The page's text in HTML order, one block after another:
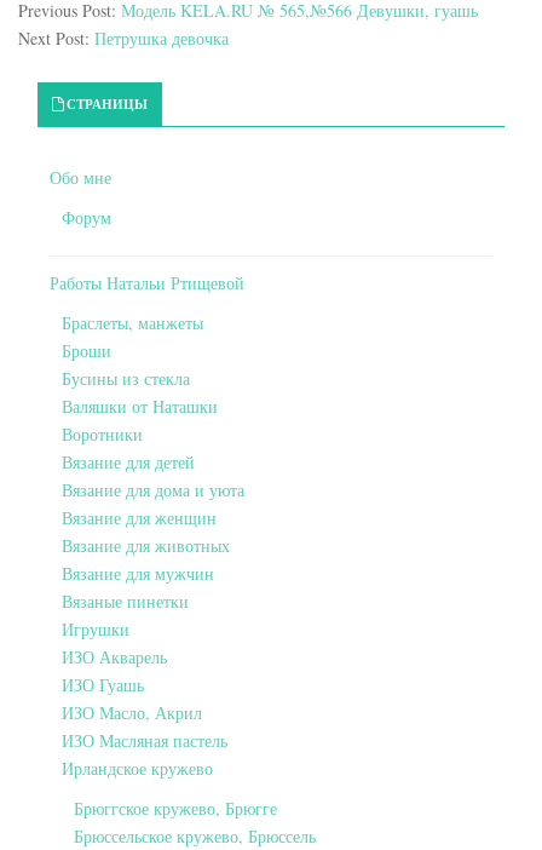
Previous Post: Модель KELA.RU № 565,№566 Девушки, гуашь
Next Post: Петрушка девочка
Primary Sidebar
СТРАНИЦЫ
Обо мне
Форум
Работы Натальи Ртищевой
Браслеты, манжеты
Броши
Бусины из стекла
Валяшки от Наташки
Воротники
Вязание для детей
Вязание для дома и уюта
Вязание для женщин
Вязание для животных
Вязание для мужчин
Вязаные пинетки
Игрушки
ИЗО Акварель
ИЗО Гуашь
ИЗО Масло, Акрил
ИЗО Масляная пастель
Ирландское кружево
Брюггское кружево, Брюгге
Брюссельское кружево, Брюссель